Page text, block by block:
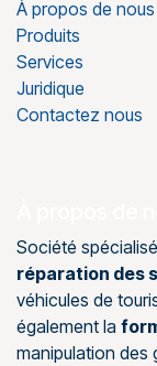
À propos de nous
Produits
Services
Juridique
Contactez nous
Société
réparation des
véhicules de
également la
manipulation des